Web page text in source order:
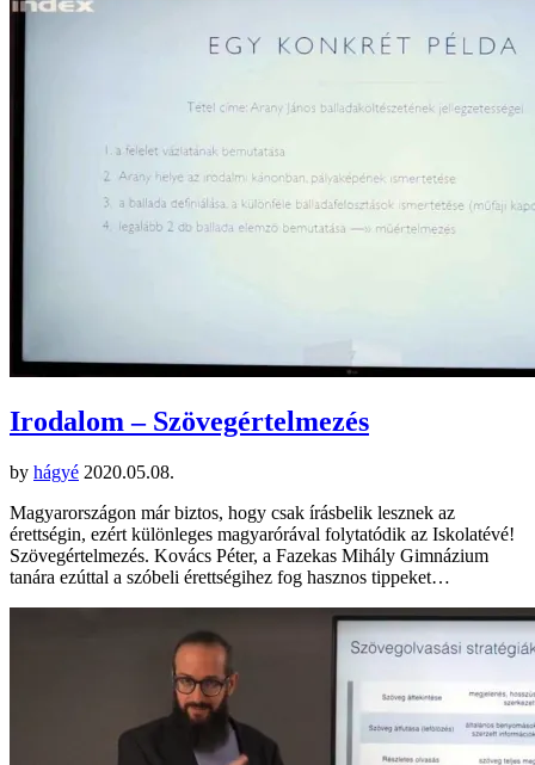
Irodalom – Szövegértelmezés
by hágyé 2020.05.08.
Magyarországon már biztos, hogy csak írásbelik lesznek az
érettségin, ezért különleges magyarórával folytatódik az Iskolatévé!
Szövegértelmezés. Kovács Péter, a Fazekas Mihály Gimnázium
tanára ezúttal a szóbeli érettségihez fog hasznos tippeket…